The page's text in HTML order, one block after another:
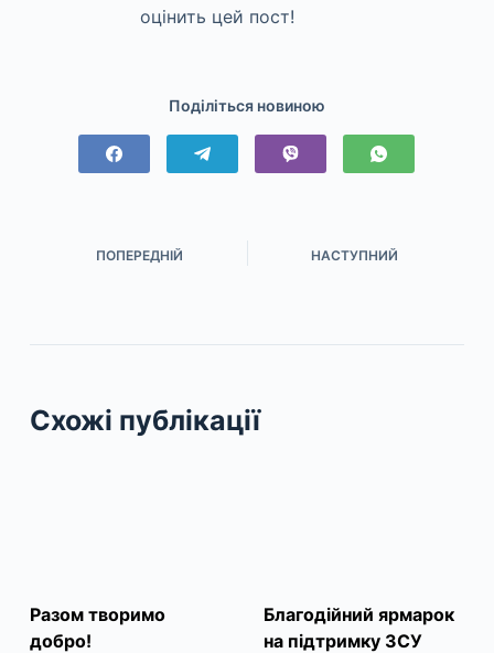
оцінить цей пост!
Поділіться новиною
ПОПЕРЕДНІЙ НАСТУПНИЙ
Схожі публікації
Разом творимо
добро!
Благодійний ярмарок
на підтримку ЗСУ